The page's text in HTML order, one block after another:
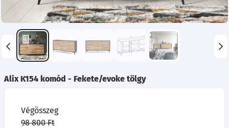
Alix K154 komód - Fekete/evoke tölgy
Végösszeg
98 800 Ft